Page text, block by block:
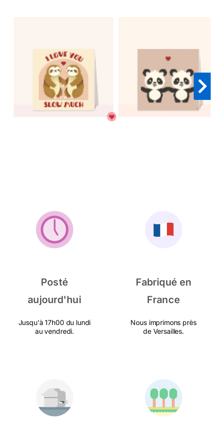
Posté
aujourd'hui
Jusqu'à 17h00 du lundi
au vendredi.
Fabriqué en
France
Nous imprimons près
de Versailles.